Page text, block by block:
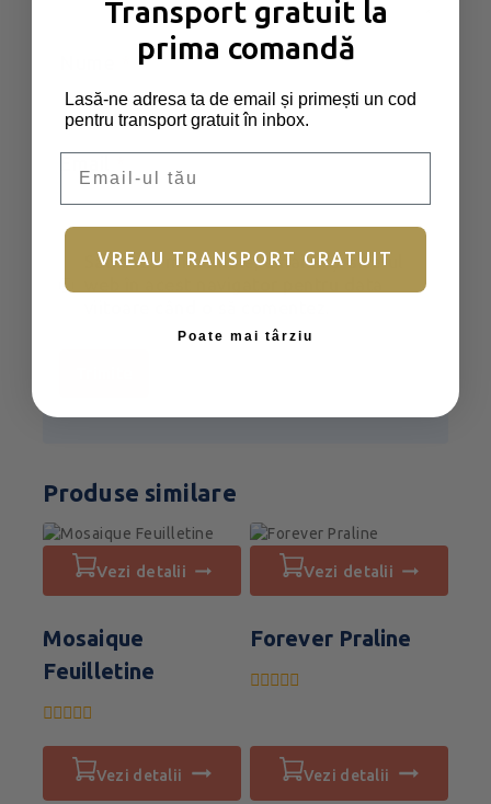
Salvează-mi numele, emailul și site-ul
Produse similare
vezi detalii
Mosaique
Feuilletine
vezi detalii
vezi detalii
Forever Praline
vezi detalii
Transport gratuit la
prima comandă
Lasă-ne adresa ta de email și primești un cod
pentru transport gratuit în inbox.
VREAU TRANSPORT GRATUIT
Poate mai târziu